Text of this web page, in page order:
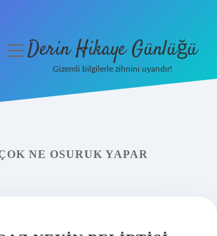
menüyüDerin Hikaye Günlüğü
Gizemli bilgilerle zihnini uyandır!
NE OSURUK YAPAR